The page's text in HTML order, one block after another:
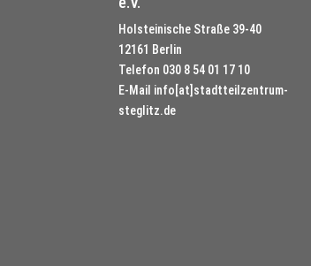
Holsteinische Straße 39-40
12161 Berlin
Telefon 030 8 54 01 17 10
E-Mail info[at]stadtteilzentrum-
steglitz.de